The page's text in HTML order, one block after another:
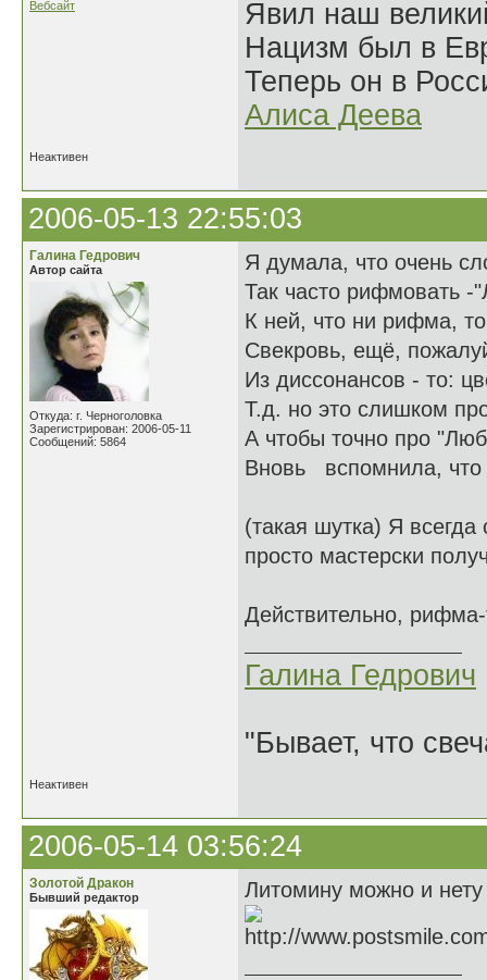
Вебсайт
Явил наш
Нацизм был в
Теперь он в
Алиса Деева
Неактивен
2006-05-13 22:55:03
Галина Гедрович
Автор сайта
Откуда: г. Черноголовка
Зарегистрирован: 2006-05-11
Сообщений: 5864
Я думала, что очень
Так часто рифмовать -
К ней, что ни рифма,
Свекровь, ещё,
Из диссонансов - то:
Т.д. но это слишком
А чтобы точно про
Вновь вспомнила, что
(такая шутка) Я всегда
просто мастерски
Действительно,
Галина Гедрович
"Бывает, что
Неактивен
2006-05-14 03:56:24
Золотой Дракон
Бывший редактор Литомину можно и